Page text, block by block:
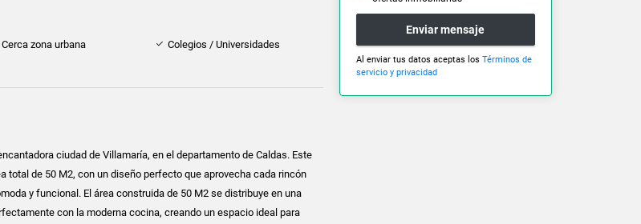
Cerca zona urbana
Colegios / Universidades
ciudad de Villamaría, en el departamento de Caldas. Este
total de 50 M2, con un diseño perfecto que aprovecha cada rincón
y funcional. El área construida de 50 M2 se distribuye en una
con la moderna cocina, creando un espacio ideal para
Enviar mensaje
Al enviar tus datos aceptas los Términos de
servicio y privacidad